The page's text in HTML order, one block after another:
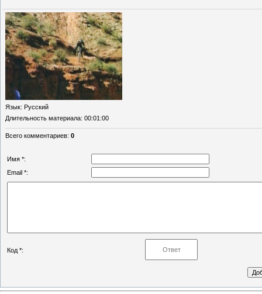
Язык: Русский
Длительность материала: 00:01:00
Всего комментариев: 0
Имя *:
Email *:
Код *: